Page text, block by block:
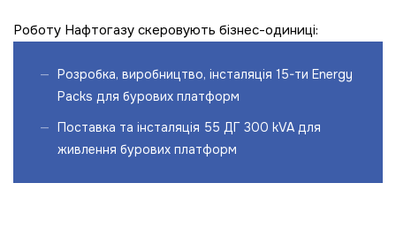
Роботу Нафтогазу скеровують бізнес-одиниці:
Розробка, виробництво, інсталяція 15-ти Energy
Packs для бурових платформ
Поставка та інсталяція 55 ДГ 300 kVA для
живлення бурових платформ